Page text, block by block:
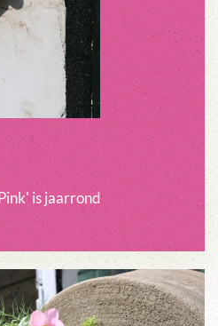
is jaarrond